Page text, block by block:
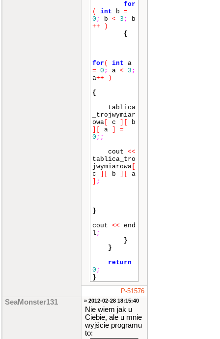
for
(
int b =
0 ; b < 3 ;
b
++
)
{
for ( int a
= 0 ; a < 3 ;
a++
)
{
tablica
_trojwymiar
owa
c
b
a
=
0 ; ;
cout <<
tablica_tro
jwymiarowa
c
b
a
;
}
cout << end
l ;
}
}
return
0 ;
}
P-51576
SeaMonster131 » 2012-02-28 18:15:40
Nie wiem jak u
Ciebie, ale u mnie
wyjście programu
to: